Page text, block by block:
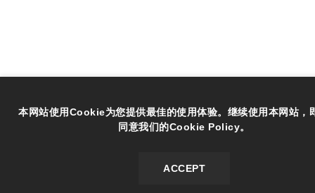
本网站使用Cookie为您提供最佳的使用体验。继续使用本网站，
同意我们的Cookie Policy。
ACCEPT